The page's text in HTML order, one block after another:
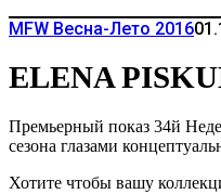
MFW Весна-Лето 2016
ELENA
Премьерный показ 34й
сезона глазами
Хотите чтобы вашу